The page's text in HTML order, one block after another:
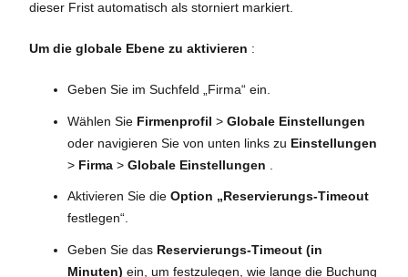
dieser Frist automatisch als storniert markiert.
Um die globale Ebene zu aktivieren :
Geben Sie im Suchfeld „Firma“ ein.
Wählen Sie Firmenprofil > Globale Einstellungen
oder navigieren Sie von unten links zu Einstellungen
> Firma > Globale Einstellungen
Aktivieren Sie die Option „Reservierungs-Timeout
festlegen“.
Geben Sie das Reservierungs-Timeout (in
Minuten) ein, um festzulegen, wie lange die Buchung